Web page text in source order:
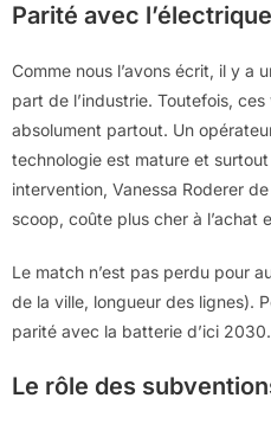
Parité avec
Comme nous l’avons écrit, il y a
part de l’industrie. Toutefois,
absolument partout. Un
technologie est mature et surtout
intervention, Vanessa Roderer
scoop, coûte plus cher à l’achat
Le match n’est pas perdu pour
de la ville, longueur des lignes).
parité avec la batterie d’ici 2030.
Le rôle des